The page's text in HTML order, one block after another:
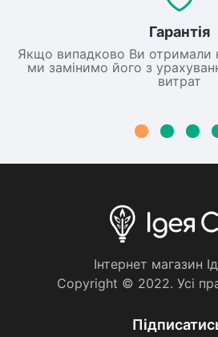
Гарантія
Якщо випадково Ви отримали
ми замінимо його з
витрат
Iнтернет магазин
Copyright © 2022. Усi